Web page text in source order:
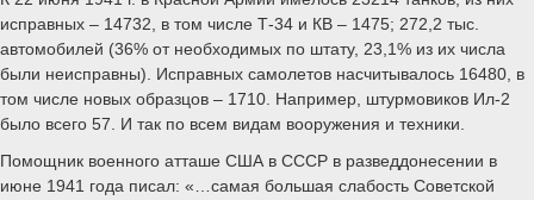
исправных – 14732, в том числе Т-34 и КВ – 1475; 272,2 тыс.
автомобилей (36% от необходимых по штату, 23,1% из их числа
были неисправны). Исправных самолетов насчитывалось 16480, в
том числе новых образцов – 1710. Например, штурмовиков Ил-2
было всего 57. И так по всем видам вооружения и техники.
Помощник военного атташе США в СССР в разведдонесении в
июне 1941 года писал: «…самая большая слабость Советской